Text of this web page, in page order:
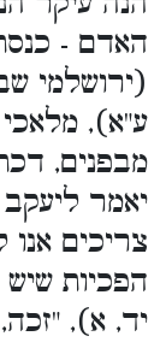
האדם -
(ירושלמי
ע"א),
מבפנים,
יאמר
צריכים
הפכיות
יד, א),